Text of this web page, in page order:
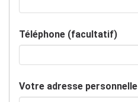
Téléphone (facultatif)
Votre adresse personnelle